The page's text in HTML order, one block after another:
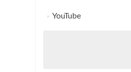
YouTube